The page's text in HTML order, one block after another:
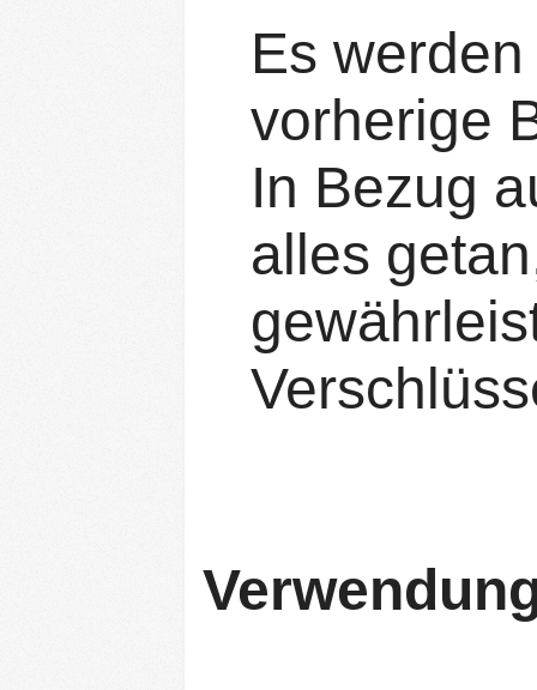
Es
vorherige
In Bezug
alles